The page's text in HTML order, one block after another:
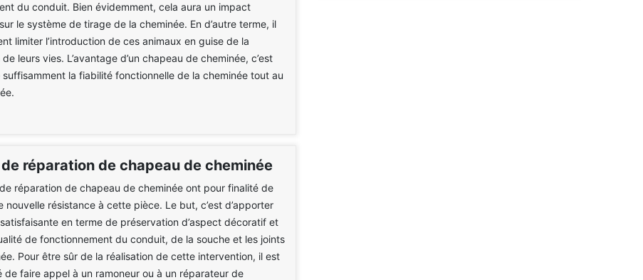
du conduit. Bien évidemment, cela aura un impact
le système de tirage de la cheminée. En d’autre terme, il
limiter l’introduction de ces animaux en guise de la
leurs vies. L’avantage d’un chapeau de cheminée, c’est
suffisamment la fiabilité fonctionnelle de la cheminée tout au
réparation de chapeau de cheminée
réparation de chapeau de cheminée ont pour finalité de
nouvelle résistance à cette pièce. Le but, c’est d’apporter
en terme de préservation d’aspect décoratif et
de fonctionnement du conduit, de la souche et les joints
Pour être sûr de la réalisation de cette intervention, il est
de faire appel à un ramoneur ou à un réparateur de